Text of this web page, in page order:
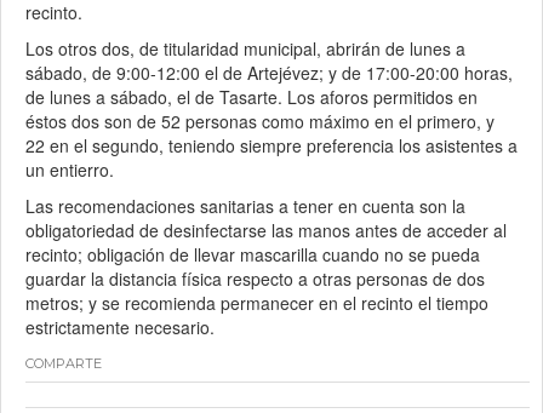
recinto.
Los otros dos, de titularidad municipal, abrirán de lunes a
sábado, de 9:00-12:00 el de Artejévez; y de 17:00-20:00 horas,
de lunes a sábado, el de Tasarte. Los aforos permitidos en
éstos dos son de 52 personas como máximo en el primero, y
22 en el segundo, teniendo siempre preferencia los asistentes a
un entierro.
Las recomendaciones sanitarias a tener en cuenta son la
obligatoriedad de desinfectarse las manos antes de acceder al
recinto; obligación de llevar mascarilla cuando no se pueda
guardar la distancia física respecto a otras personas de dos
metros; y se recomienda permanecer en el recinto el tiempo
estrictamente necesario.
COMPARTE